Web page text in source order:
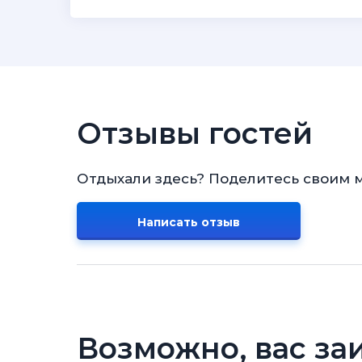
Отзывы гостей
Отдыхали здесь? Поделитесь своим
Написать отзыв
Возможно, вас